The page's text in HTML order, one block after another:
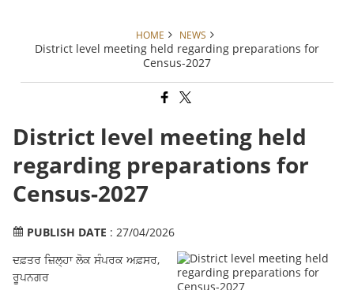
HOME NEWS
District level meeting held regarding preparations for
Census-2027
District level meeting held
regarding preparations for
Census-2027
PUBLISH DATE : 27/04/2026
ਦਫ਼ਤਰ ਜ਼ਿਲ੍ਹਾ ਲੋਕ ਸੰਪਰਕ ਅਫ਼ਸਰ,
ਰੂਪਨਗਰ